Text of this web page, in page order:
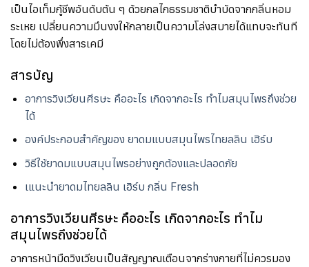
เป็นไอเท็มกู้ชีพอันดับต้น ๆ ด้วยกลไกธรรมชาติบำบัดจากกลิ่นหอม
ระเหย เปลี่ยนความมึนงงให้กลายเป็นความโล่งสบายได้แทบจะทันที
โดยไม่ต้องพึ่งสารเคมี
สารบัญ
อาการวิงเวียนศีรษะ คืออะไร เกิดจากอะไร ทำไมสมุนไพรถึงช่วย
ได้
องค์ประกอบสำคัญของ ยาดมแบบสมุนไพรไทยลลิน​ เฮิร์บ​
วิธีใช้ยาดมแบบสมุนไพรอย่างถูกต้องและปลอดภัย
เแนะนำยาดมไทยลลิน​ เฮิร์บ​ กลิ่น Fresh
อาการวิงเวียนศีรษะ คืออะไร เกิดจากอะไร ทำไม
สมุนไพรถึงช่วยได้
อาการหน้ามืดวิงเวียนเป็นสัญญาณเตือนจากร่างกายที่ไม่ควรมอง